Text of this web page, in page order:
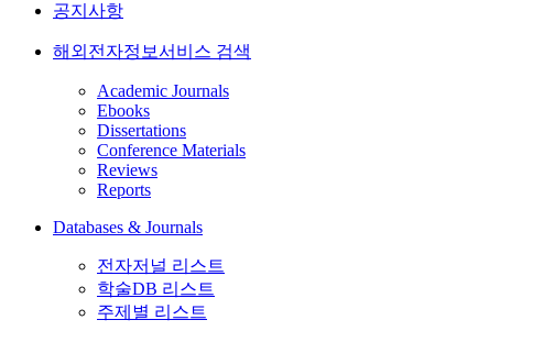
공지사항
해외전자정보서비스 검색
Academic Journals
Ebooks
Dissertations
Conference Materials
Reviews
Reports
Databases & Journals
전자저널 리스트
학술DB 리스트
주제별 리스트